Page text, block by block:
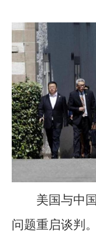
美国与中
问题重启谈判